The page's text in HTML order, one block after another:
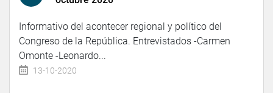
Informativo del acontecer regional y político del
Congreso de la República. Entrevistados -Carmen
Omonte -Leonardo...
13-10-2020